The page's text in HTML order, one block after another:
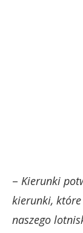
– Kierunki
kierunki,
naszego